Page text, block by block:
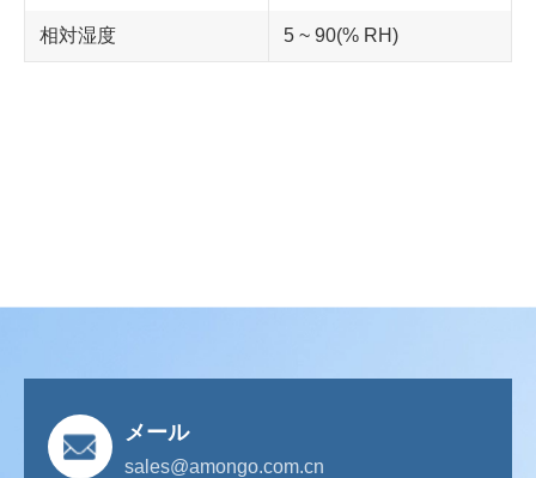
相対湿度 5 ~ 90(% RH)
メール
sales@amongo.com.cn